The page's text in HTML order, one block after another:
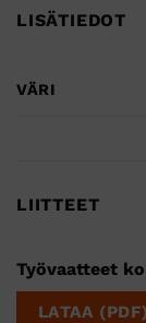
LISÄTIEDOT
VÄRI
LIITTEET
Työvaatteet
LATAA (PDF)